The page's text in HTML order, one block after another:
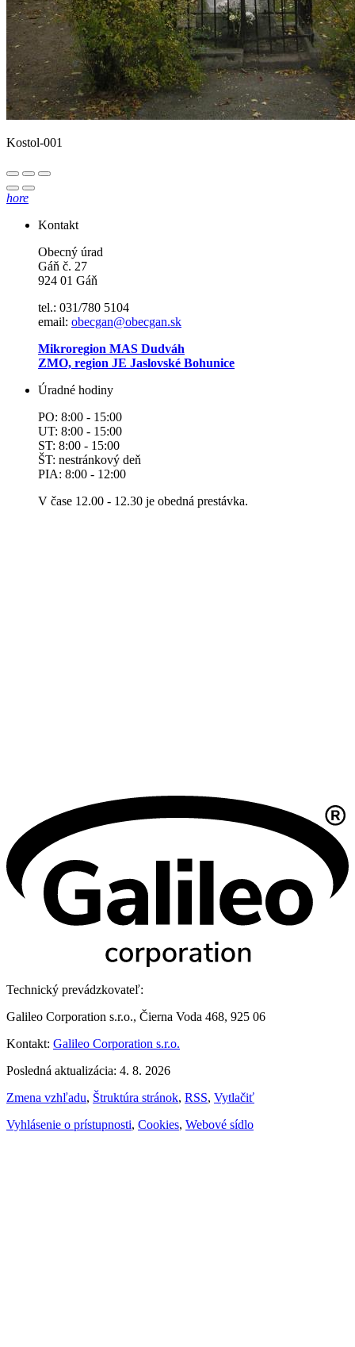
Kostol-001
hore
Kontakt
Obecný úrad
Gáň č. 27
924 01 Gáň
tel.: 031/780 5104
email: obecgan@obecgan.sk
Mikroregion MAS Dudváh
ZMO, region JE Jaslovské Bohunice
Úradné hodiny
PO: 8:00 - 15:00
UT: 8:00 - 15:00
ST: 8:00 - 15:00
ŠT: nestránkový deň
PIA: 8:00 - 12:00
V čase 12.00 - 12.30 je obedná prestávka.
Technický prevádzkovateľ:
Galileo Corporation s.r.o., Čierna Voda 468, 925 06
Kontakt: Galileo Corporation s.r.o.
Posledná aktualizácia: 4. 8. 2026
Zmena vzhľadu, Štruktúra stránok, RSS, Vytlačiť
Vyhlásenie o prístupnosti, Cookies, Webové sídlo